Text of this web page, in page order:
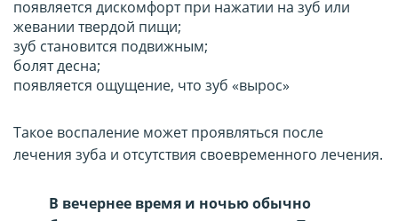
появляется дискомфорт при нажатии на зуб или
жевании твердой пищи;
зуб становится подвижным;
болят десна;
появляется ощущение, что зуб «вырос»
Такое воспаление может проявляться после
лечения зуба и отсутствия своевременного лечения.
В вечернее время и ночью обычно